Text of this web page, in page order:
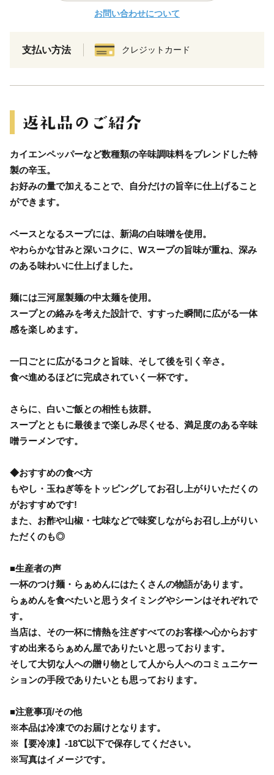
お問い合わせについて
支払い方法 クレジットカード
カイエンペッパーなど数種類の辛味調味料をブレンドした特
製の辛玉。
お好みの量で加えることで、自分だけの旨辛に仕上げること
ができます。
ベースとなるスープには、新潟の白味噌を使用。
やわらかな甘みと深いコクに、Wスープの旨味が重ね、深み
のある味わいに仕上げました。
麺には三河屋製麺の中太麺を使用。
スープとの絡みを考えた設計で、すすった瞬間に広がる一体
感を楽しめます。
一口ごとに広がるコクと旨味、そして後を引く辛さ。
食べ進めるほどに完成されていく一杯です。
さらに、白いご飯との相性も抜群。
スープとともに最後まで楽しみ尽くせる、満足度のある辛味
噌ラーメンです。
◆おすすめの食べ方
もやし・玉ねぎ等をトッピングしてお召し上がりいただくの
がおすすめです!
また、お酢や山椒・七味などで味変しながらお召し上がりい
ただくのも◎
■生産者の声
一杯のつけ麺・らぁめんにはたくさんの物語があります。
らぁめんを食べたいと思うタイミングやシーンはそれぞれで
す。
当店は、その一杯に情熱を注ぎすべてのお客様へ心からおす
すめ出来るらぁめん屋でありたいと思っております。
そして大切な人への贈り物として人から人へのコミュニケー
ションの手段でありたいとも思っております。
■注意事項/その他
※本品は冷凍でのお届けとなります。
※【要冷凍】-18℃以下で保存してください。
※写真はイメージです。